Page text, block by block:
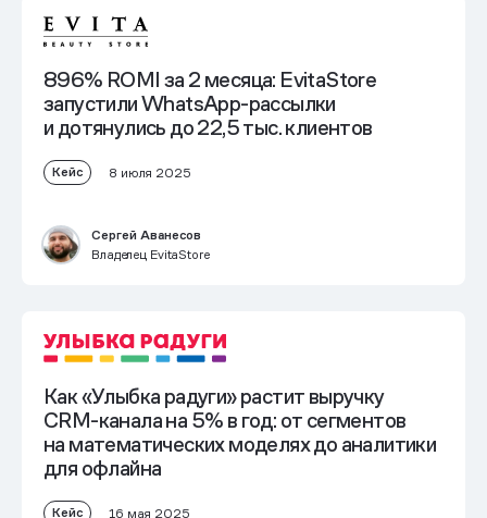
896% ROMI за 2 месяца: EvitaStore
запустили WhatsApp-рассылки
и дотянулись до 22,5 тыс. клиентов
Кейс 8 июля 2025
Сергей Аванесов
Владелец EvitaStore
Как «Улыбка радуги» растит выручку
CRM-канала на 5% в год: от сегментов
на математических моделях до аналитики
для офлайна
Кейс 16 мая 2025